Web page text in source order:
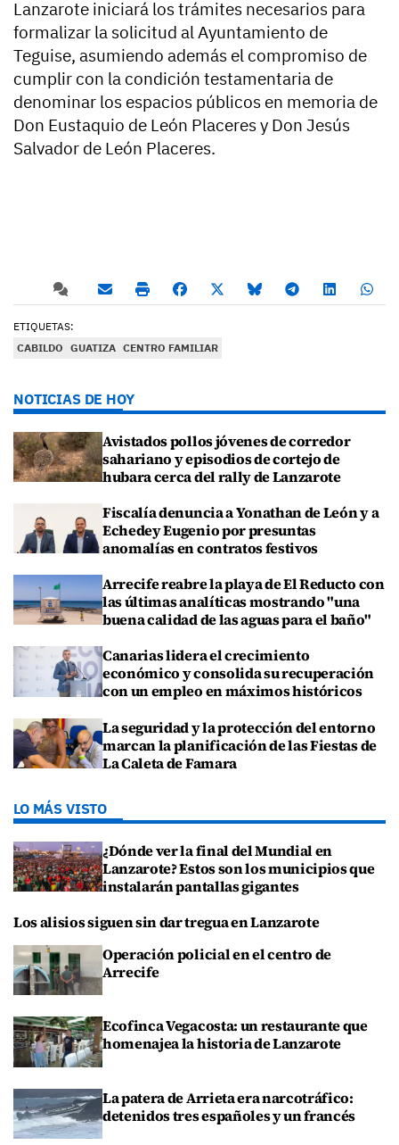
Lanzarote iniciará los trámites necesarios para
formalizar la solicitud al Ayuntamiento de
Teguise, asumiendo además el compromiso de
cumplir con la condición testamentaria de
denominar los espacios públicos en memoria de
Don Eustaquio de León Placeres y Don Jesús
Salvador de León Placeres.
ETIQUETAS:
CABILDO GUATIZA CENTRO FAMILIAR
NOTICIAS DE HOY
Avistados pollos jóvenes de corredor
sahariano y episodios de cortejo de
hubara cerca del rally de Lanzarote
Fiscalía denuncia a Yonathan de León y a
Echedey Eugenio por presuntas
anomalías en contratos festivos
Arrecife reabre la playa de El Reducto con
las últimas analíticas mostrando "una
buena calidad de las aguas para el baño"
Canarias lidera el crecimiento
económico y consolida su recuperación
con un empleo en máximos históricos
La seguridad y la protección del entorno
marcan la planificación de las Fiestas de
La Caleta de Famara
LO MÁS VISTO
¿Dónde ver la final del Mundial en
Lanzarote? Estos son los municipios que
instalarán pantallas gigantes
Los alisios siguen sin dar tregua en Lanzarote
Operación policial en el centro de
Arrecife
Ecofinca Vegacosta: un restaurante que
homenajea la historia de Lanzarote
La patera de Arrieta era narcotráfico:
detenidos tres españoles y un francés